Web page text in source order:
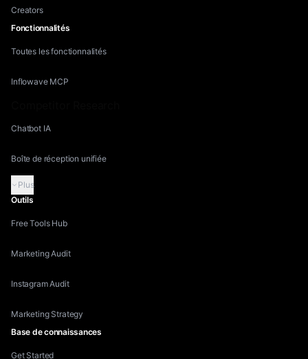
Creators
Fonctionnalités
Toutes les fonctionnalités
Inflowave MCP
Chatbot IA
Boîte de réception unifiée
Plus
Outils
Free Tools Hub
Marketing Audit
Instagram Audit
Marketing Strategy
Base de connaissances
Get Started